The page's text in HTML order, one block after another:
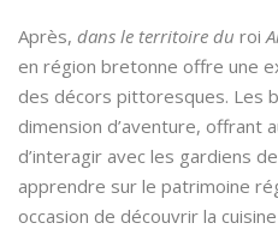
Après, dans le territoire du roi
en région bretonne offre une
des décors pittoresques. Les
dimension d’aventure, offrant
d’interagir avec les gardiens
apprendre sur le patrimoine
occasion de découvrir la